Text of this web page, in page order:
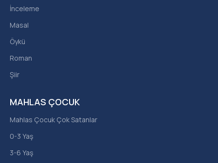
MAHLAS ÇOCUK
Mahlas Çocuk Çok Satanlar
0-3 Yaş
3-6 Yaş
İnceleme
Masal
Öykü
Roman
Şiir